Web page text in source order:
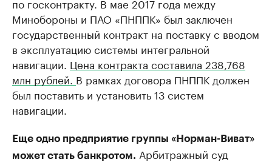
Минобороны и ПАО «ПНППК» был заключен
государственный контракт на поставку с вводом
в эксплуатацию системы интегральной
навигации. Цена контракта составила 238,768
млн рублей. В рамках договора ПНППК должен
был поставить и установить 13 систем
навигации.
Еще одно предприятие группы «Норман-Виват»
может стать банкротом. Арбитражный суд